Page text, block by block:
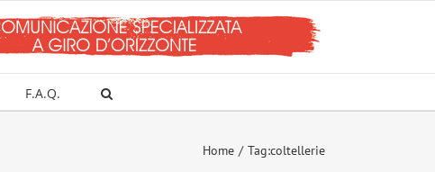
F.A.Q.
Home Tag:coltellerie